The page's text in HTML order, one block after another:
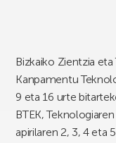
Bizkaiko Zientzia eta
Kanpamentu
9 eta 16 urte
BTEK,
apirilaren 2, 3, 4 eta